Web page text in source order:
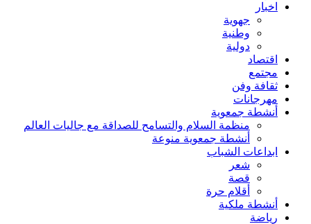
اخبار
جهوية
وطنية
دولية
اقتصاد
مجتمع
ثقافة وفن
مهرجانات
أنشطة جمعوية
منظمة السلام والتسامح للصداقة مع جاليات العالم
أنشطة جمعوية منوعة
ابداعات الشباب
شعر
قصة
أقلام حرة
أنشطة ملكية
رياضة